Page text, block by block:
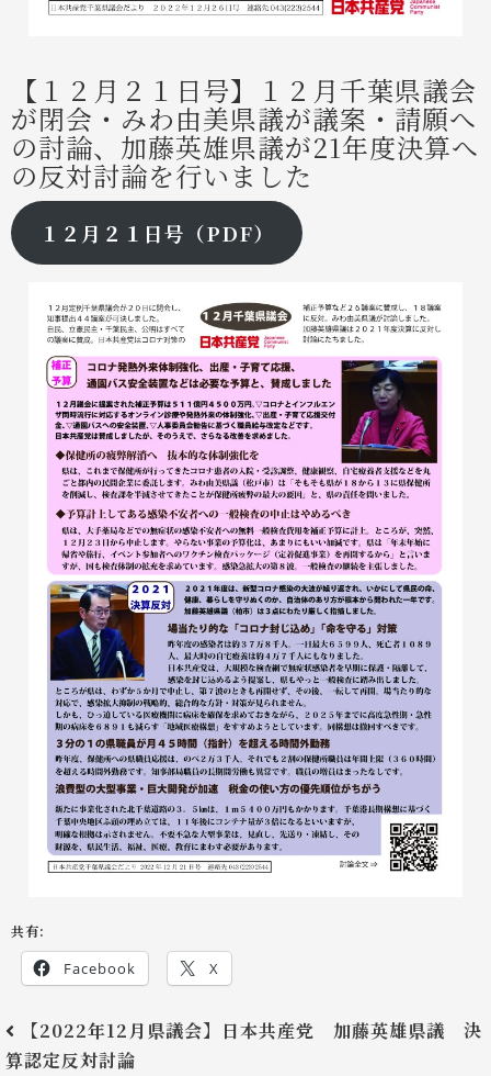
【１２月２１日号】１２月千葉県議会
が閉会・みわ由美県議が議案・請願へ
の討論、加藤英雄県議が21年度決算へ
の反対討論を行いました
１２月２１日号（PDF）
共有:
Facebook X
【2022年12月県議会】日本共産党 加藤英雄県議 決
算認定反対討論